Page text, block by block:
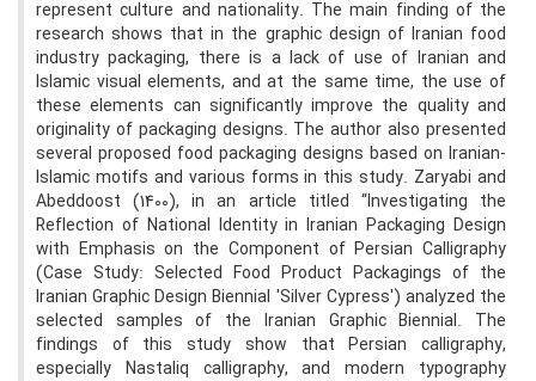
represent culture and nationality. The main finding of the
research shows that in the graphic design of Iranian food
industry packaging, there is a lack of use of Iranian and
Islamic visual elements, and at the same time, the use of
these elements can significantly improve the quality and
originality of packaging designs. The author also presented
several proposed food packaging designs based on Iranian-
Islamic motifs and various forms in this study. Zaryabi and
Abeddoost (1400), in an article titled “Investigating the
Reflection of National Identity in Iranian Packaging Design
with Emphasis on the Component of Persian Calligraphy
(Case Study: Selected Food Product Packagings of the
Iranian Graphic Design Biennial 'Silver Cypress') analyzed the
selected samples of the Iranian Graphic Biennial. The
findings of this study show that Persian calligraphy,
especially Nastaliq calligraphy, and modern typography